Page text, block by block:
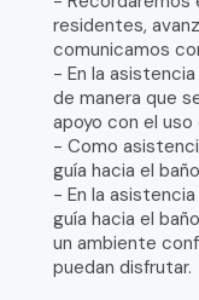
residentes,
comunicamos
- En la
de manera que
apoyo con el uso
- Como
guía hacia el
- En la
guía hacia el
un ambiente
puedan disfrutar.